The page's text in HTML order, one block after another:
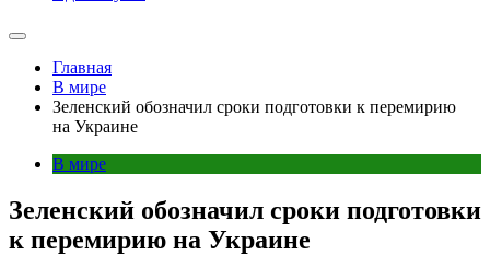
Главная
В мире
Зеленский обозначил сроки подготовки к перемирию
на Украине
В мире
Зеленский обозначил сроки подготовки
к перемирию на Украине